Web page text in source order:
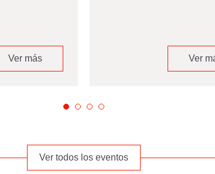
Ver más Ver
Ver todos los eventos